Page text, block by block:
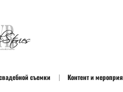
съемки Контент и